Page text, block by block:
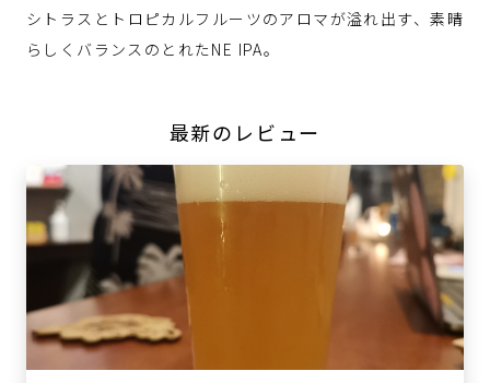
シトラスとトロピカルフルーツのアロマが溢れ出す、素晴
らしくバランスのとれたNE IPA。
最新のレビュー